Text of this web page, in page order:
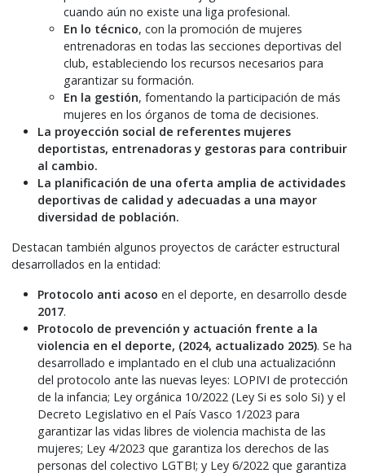
cuando aún no existe una liga profesional.
En lo técnico, con la promoción de mujeres
entrenadoras en todas las secciones deportivas del
club, estableciendo los recursos necesarios para
garantizar su formación.
En la gestión, fomentando la participación de más
mujeres en los órganos de toma de decisiones.
La proyección social de referentes mujeres
deportistas, entrenadoras y gestoras para contribuir
al cambio.
La planificación de una oferta amplia de actividades
deportivas de calidad y adecuadas a una mayor
diversidad de población.
Destacan también algunos proyectos de carácter estructural
desarrollados en la entidad:
Protocolo anti acoso en el deporte, en desarrollo desde
2017.
Protocolo de prevención y actuación frente a la
violencia en el deporte, (2024, actualizado 2025). Se ha
desarrollado e implantado en el club una actualizaciónn
del protocolo ante las nuevas leyes: LOPIVI de protección
de la infancia; Ley orgánica 10/2022 (Ley Si es solo Si) y el
Decreto Legislativo en el País Vasco 1/2023 para
garantizar las vidas libres de violencia machista de las
mujeres; Ley 4/2023 que garantiza los derechos de las
personas del colectivo LGTBI; y Ley 6/2022 que garantiza